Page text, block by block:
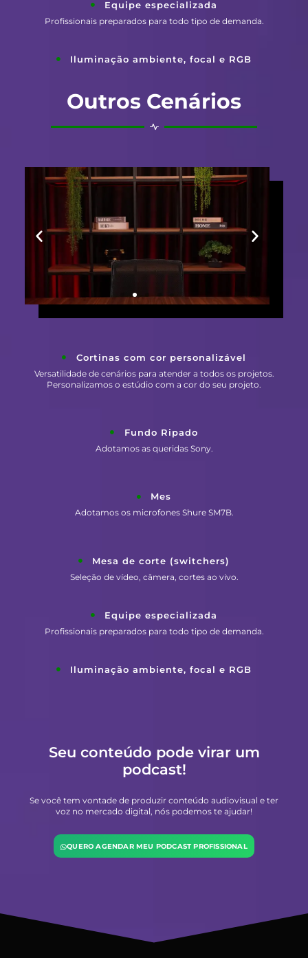
Equipe especializada
Profissionais preparados para todo tipo de demanda.
Iluminação ambiente, focal e RGB
Outros Cenários
Cortinas com cor personalizável
Versatilidade de cenários para atender a todos os projetos.
Personalizamos o estúdio com a cor do seu projeto.
Fundo Ripado
Adotamos as queridas Sony.
Mes
Adotamos os microfones Shure SM7B.
Mesa de corte (switchers)
Seleção de vídeo, câmera, cortes ao vivo.
Equipe especializada
Profissionais preparados para todo tipo de demanda.
Iluminação ambiente, focal e RGB
Seu conteúdo pode virar um
podcast!
Se você tem vontade de produzir conteúdo audiovisual e ter
voz no mercado digital, nós podemos te ajudar!
QUERO AGENDAR MEU PODCAST PROFISSIONAL